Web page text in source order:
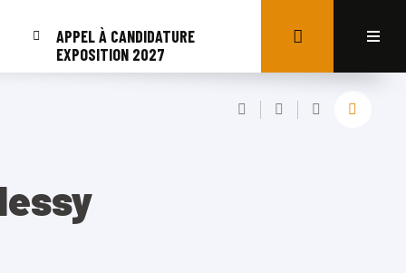
APPEL À CANDIDATURE
EXPOSITION 2027